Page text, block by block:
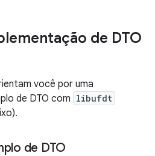
de DTO
você por uma
de DTO com libufdt
de DTO